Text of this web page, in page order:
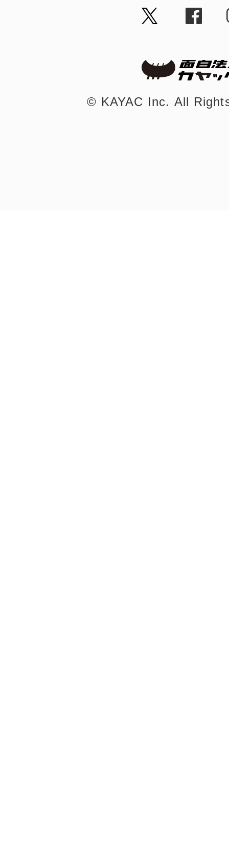
©︎ KAYAC Inc. All